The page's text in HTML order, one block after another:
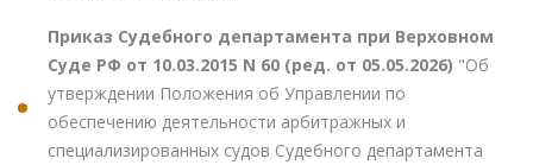
Приказ Судебного департамента при Верховном
Суде РФ от 10.03.2015 N 60 (ред. от 05.05.2026) "Об
утверждении Положения об Управлении по
обеспечению деятельности арбитражных и
специализированных судов Судебного департамента